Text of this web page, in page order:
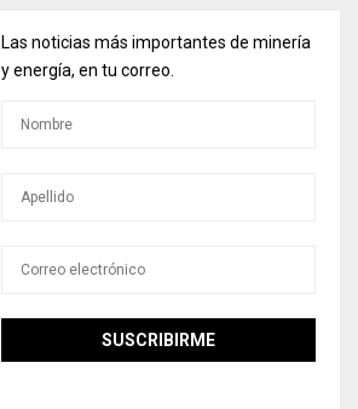
Las noticias más importantes de minería
y energía, en tu correo.